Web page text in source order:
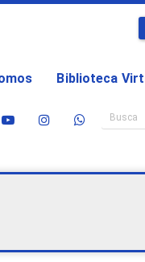
Biblioteca